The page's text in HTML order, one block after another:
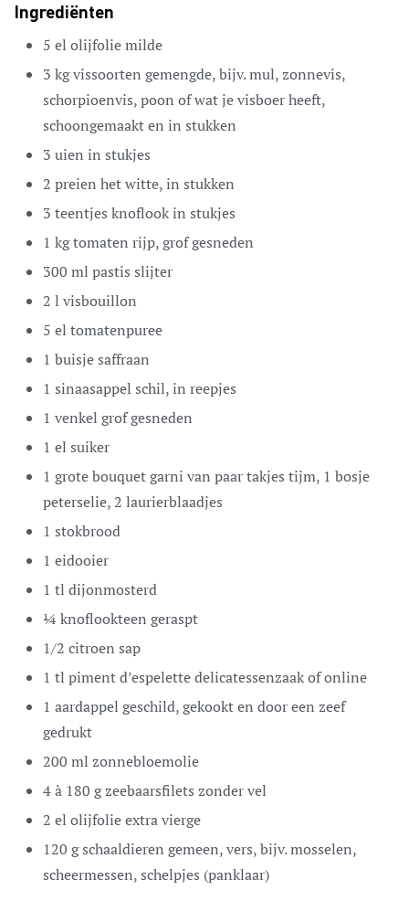
Ingrediënten
5 el olijfoliemilde
3 kgvissoorten gemengde, bijv. mul, zonnevis,
schorpioenvis, poon of wat je visboer heeft,
schoongemaakt en in stukken
3 uien in stukjes
2 preien het witte, in stukken
3 teentjes knoflookin stukjes
1 kgtomaten rijp, grof gesneden
300 ml pastis slijter
2 l visbouillon
5 el tomatenpuree
1 buisjesaffraan
1 sinaasappel schil, in reepjes
1 venkel grof gesneden
1 el suiker
1 grotebouquet garni van paar takjes tijm, 1 bosje
peterselie, 2 laurierblaadjes
1 stokbrood
1 eidooier
1 tl dijonmosterd
¼ knoflookteen geraspt
1/2 citroen sap
1 tl piment d’espelettedelicatessenzaak of online
1 aardappel geschild, gekookt en door een zeef
gedrukt
200 ml zonnebloemolie
4à 180 gzeebaarsfilets zonder vel
2 el olijfolieextra vierge
120 gschaaldieren gemeen, vers, bijv. mosselen,
scheermessen, schelpjes (panklaar)